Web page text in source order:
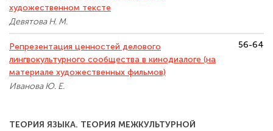
художественном тексте
Девятова Н. М.
Репрезентация ценностей делового
лингвокультурного сообщества в кинодиалоге (на
материале художественных фильмов)
Иванова Ю. Е.
56-64
ТЕОРИЯ ЯЗЫКА. ТЕОРИЯ МЕЖКУЛЬТУРНОЙ